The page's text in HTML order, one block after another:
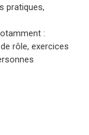
pratiques,
:
rôle, exercices